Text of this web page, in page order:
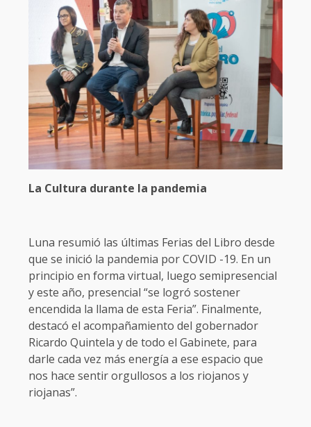
La Cultura durante la pandemia
Luna resumió las últimas Ferias del Libro desde
que se inició la pandemia por COVID -19. En un
principio en forma virtual, luego semipresencial
y este año, presencial “se logró sostener
encendida la llama de esta Feria”. Finalmente,
destacó el acompañamiento del gobernador
Ricardo Quintela y de todo el Gabinete, para
darle cada vez más energía a ese espacio que
nos hace sentir orgullosos a los riojanos y
riojanas”.